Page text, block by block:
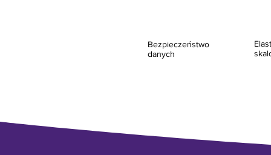
Bezpieczeństwo
danych